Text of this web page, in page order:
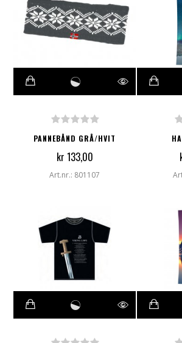
PANNEBÅND GRÅ/HVIT
kr 133,00
Art.nr.: 801107